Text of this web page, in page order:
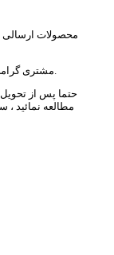
محصولات ارسالی
حتما پس از
مطالعه نمائید